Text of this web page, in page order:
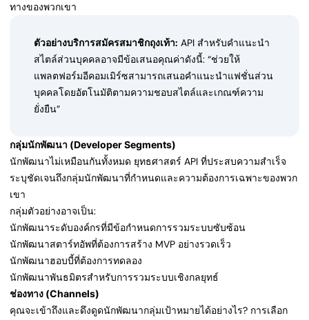
ทางของพวกเขา
ตัวอย่างบริการสมัครสมาชิกถุงเท้า: API สำหรับคำแนะนำ
สไตล์ส่วนบุคคลอาจมีข้อเสนอคุณค่าดังนี้: “ช่วยให้
แพลตฟอร์มอีคอมเมิร์ซสามารถเสนอคำแนะนำแฟชั่นส่วน
บุคคลโดยอัตโนมัติตามความชอบสไตล์และเกณฑ์ความ
ยั่งยืน”
กลุ่มนักพัฒนา (Developer Segments)
นักพัฒนาไม่เหมือนกันทั้งหมด ยุทธศาสตร์ API ที่ประสบความสำเร็จ
ระบุชัดเจนถึงกลุ่มนักพัฒนาที่กำหนดและความต้องการเฉพาะของพวก
เขา
กลุ่มตัวอย่างอาจเป็น:
นักพัฒนาระดับองค์กรที่มีข้อกำหนดการรวมระบบซับซ้อน
นักพัฒนาสตาร์ทอัพที่ต้องการสร้าง MVP อย่างรวดเร็ว
นักพัฒนาฮอบบี้ที่ต้องการทดลอง
นักพัฒนาพันธมิตรสำหรับการรวมระบบเชิงกลยุทธ์
ช่องทาง (Channels)
คุณจะเข้าถึงและดึงดูดนักพัฒนากลุ่มเป้าหมายได้อย่างไร? การเลือก